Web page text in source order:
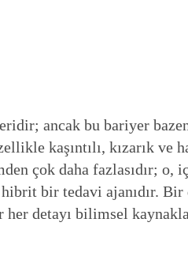
ancak bu bariyer
kaşıntılı, kızarık
çok daha fazlasıdır;
bir tedavi ajanıdır.
detayı bilimsel